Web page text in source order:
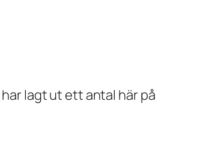
lagt ut ett antal här på